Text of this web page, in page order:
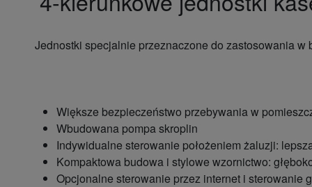
Jednostki specjalnie przeznaczone do zastosowania
Większe bezpieczeństwo przebywania w
Wbudowana pompa skroplin
Indywidualne sterowanie położeniem żaluzji:
Kompaktowa budowa i stylowe wzornictwo:
Opcjonalne sterowanie przez internet i sterowanie